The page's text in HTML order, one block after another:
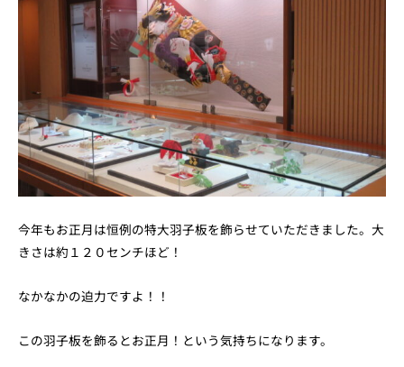
今年もお正月は恒例の特大羽子板を飾らせていただきました。大
きさは約１２０センチほど！
なかなかの迫力ですよ！！
この羽子板を飾るとお正月！という気持ちになります。